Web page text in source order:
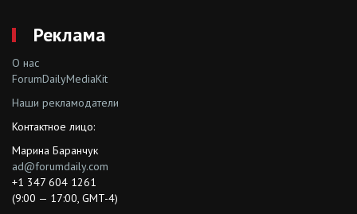
Реклама
О нас
ForumDailyMediaKit
Наши рекламодатели
Контактное лицо:
Марина Баранчук
ad@forumdaily.com
+1 347 604 1261
(9:00 — 17:00, GMT-4)